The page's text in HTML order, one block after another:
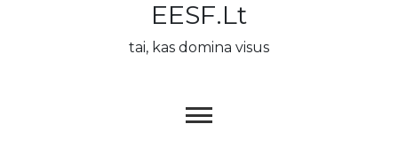
EESF.lt
tai, kas domina visus